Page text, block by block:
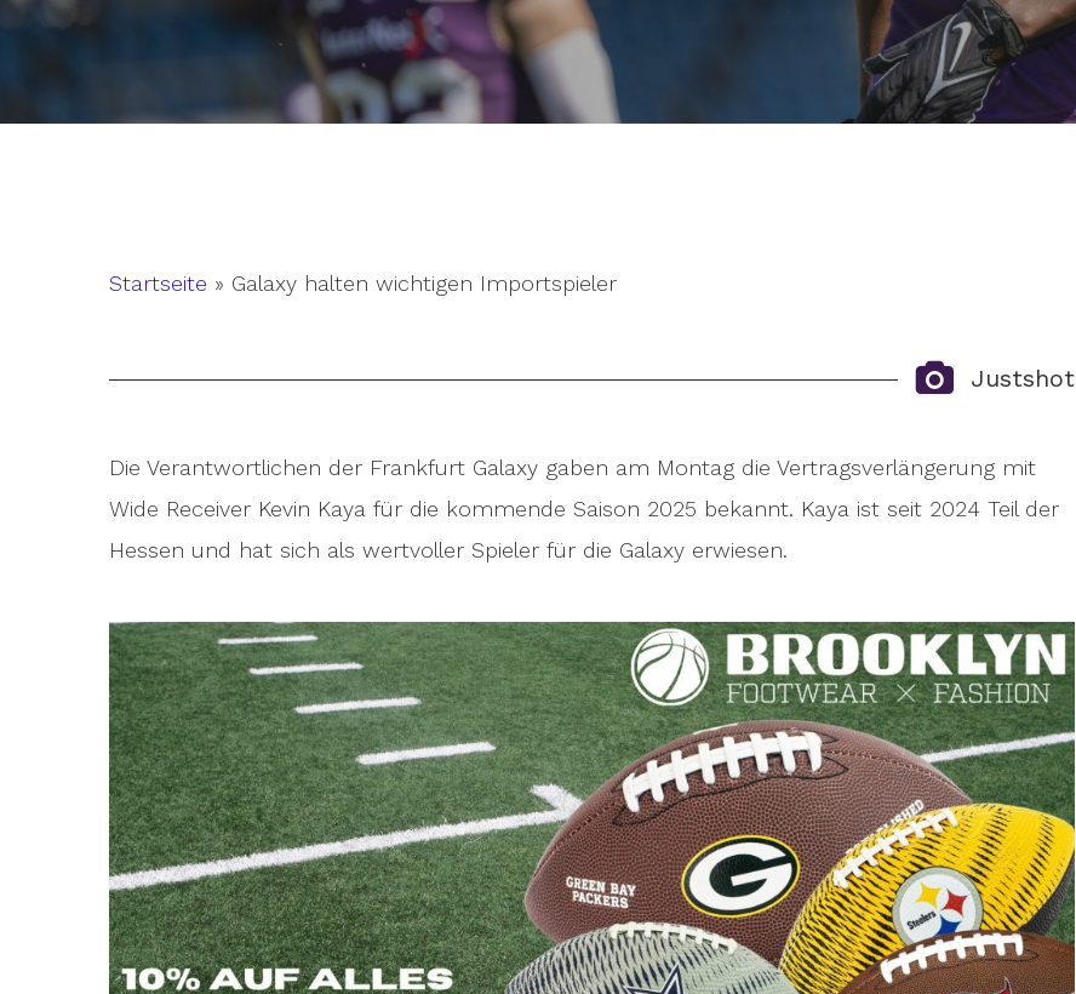
Startseite » Galaxy halten wichtigen Importspieler
Justshot
Die Verantwortlichen der Frankfurt Galaxy gaben am Montag die Vertragsverlängerung mit
Wide Receiver Kevin Kaya für die kommende Saison 2025 bekannt. Kaya ist seit 2024 Teil der
Hessen und hat sich als wertvoller Spieler für die Galaxy erwiesen.